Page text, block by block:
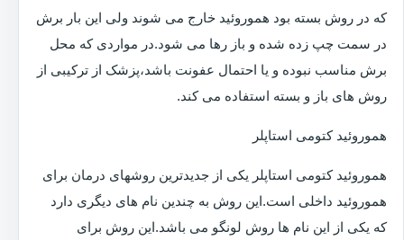
که در روش بسته بود هموروئید خارج می شوند ولی این بار برش
در سمت چپ زده شده و باز رها می شود.در مواردی که محل
برش مناسب نبوده و یا احتمال عفونت باشد،پزشک از ترکیبی از
روش های باز و بسته استفاده می کند.
هموروئید کتومی استاپلر
هموروئید کتومی استاپلر یکی از جدیدترین روشهای درمان برای
هموروئید داخلی است.این روش به چندین نام های دیگری دارد
که یکی از این نام ها روش لونگو می باشد.این روش برای